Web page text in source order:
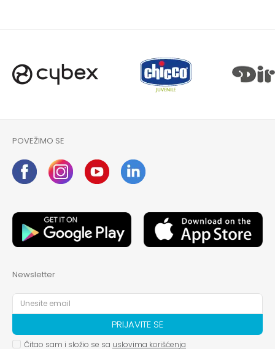
POVEŽIMO SE
Newsletter
PRIJAVITE SE
Čitao sam i složio se sa uslovima korišćenja